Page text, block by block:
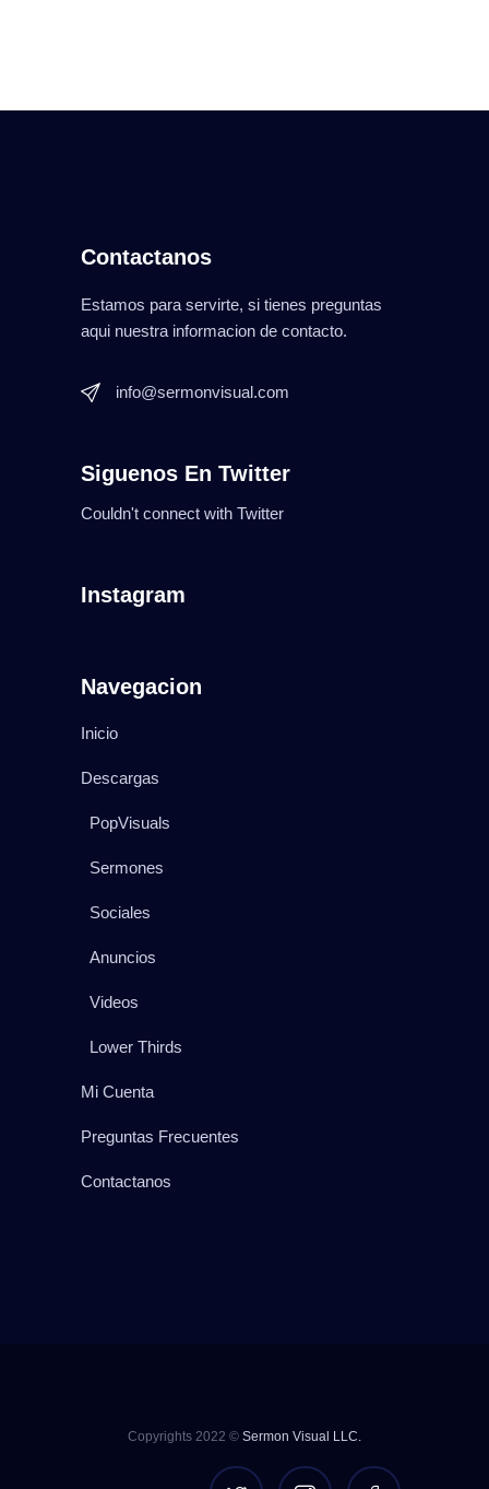
Contactanos
Estamos para servirte, si tienes preguntas
aqui nuestra informacion de contacto.
info@sermonvisual.com
Siguenos En Twitter
Couldn't connect with Twitter
Instagram
Navegacion
Inicio
Descargas
PopVisuals
Sermones
Sociales
Anuncios
Videos
Lower Thirds
Mi Cuenta
Preguntas Frecuentes
Contactanos
Copyrights 2022 © Sermon Visual LLC.